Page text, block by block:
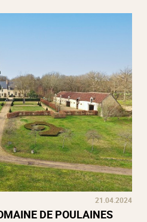
21.04.2024
DE POULAINES